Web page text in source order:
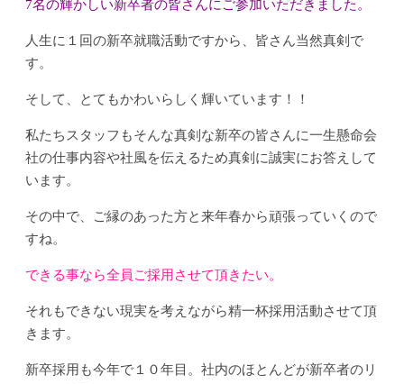
7名の輝かしい新卒者の皆さんにご参加いただきました。
人生に１回の新卒就職活動ですから、皆さん当然真剣で
す。
そして、とてもかわいらしく輝いています！！
私たちスタッフもそんな真剣な新卒の皆さんに一生懸命会
社の仕事内容や社風を伝えるため真剣に誠実にお答えして
います。
その中で、ご縁のあった方と来年春から頑張っていくので
すね。
できる事なら全員ご採用させて頂きたい。
それもできない現実を考えながら精一杯採用活動させて頂
きます。
新卒採用も今年で１０年目。社内のほとんどが新卒者のリ